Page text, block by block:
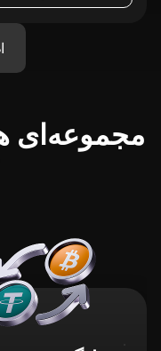
مجموعه‌ای